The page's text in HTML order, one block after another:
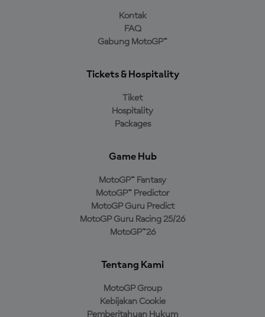
Kontak
FAQ
Gabung MotoGP™
Tickets & Hospitality
Tiket
Hospitality
Packages
Game Hub
MotoGP™ Fantasy
MotoGP™ Predictor
MotoGP Guru Predict
MotoGP Guru Racing 25/26
MotoGP™26
Tentang Kami
MotoGP Group
Kebijakan Cookie
Pemberitahuan Hukum